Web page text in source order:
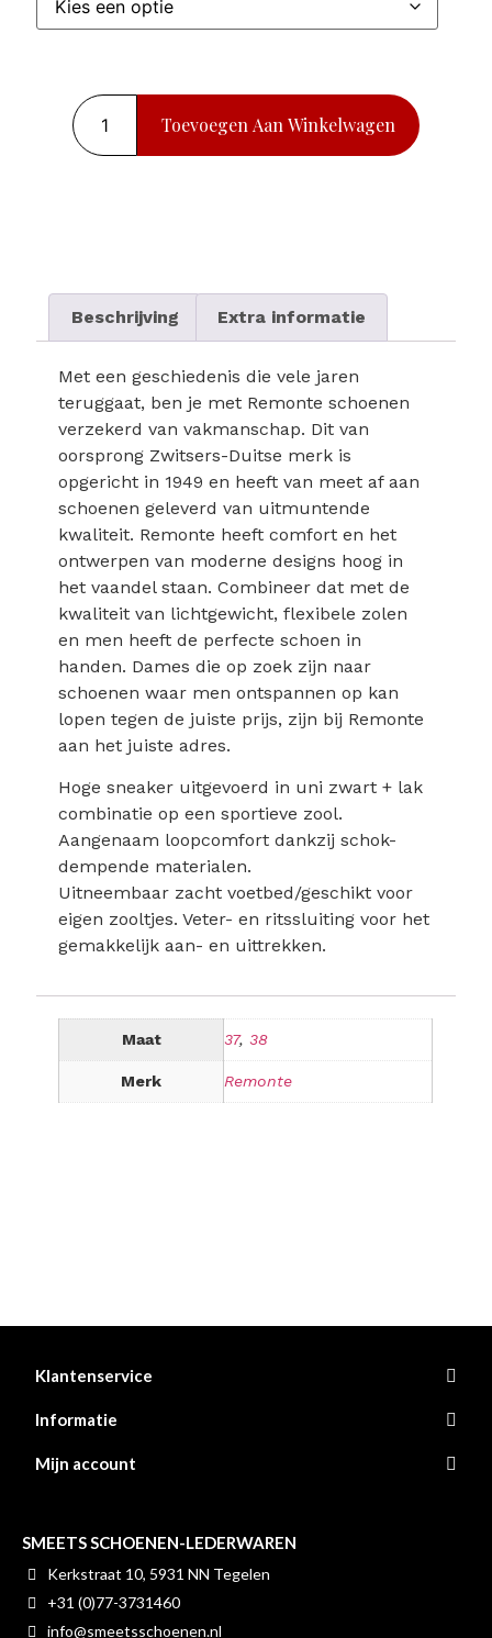
Toevoegen Aan Winkelwagen
Beschrijving Extra informatie
Met een geschiedenis die vele jaren
teruggaat, ben je met Remonte schoenen
verzekerd van vakmanschap. Dit van
oorsprong Zwitsers-Duitse merk is
opgericht in 1949 en heeft van meet af aan
schoenen geleverd van uitmuntende
kwaliteit. Remonte heeft comfort en het
ontwerpen van moderne designs hoog in
het vaandel staan. Combineer dat met de
kwaliteit van lichtgewicht, flexibele zolen
en men heeft de perfecte schoen in
handen. Dames die op zoek zijn naar
schoenen waar men ontspannen op kan
lopen tegen de juiste prijs, zijn bij Remonte
aan het juiste adres.
Hoge sneaker uitgevoerd in uni zwart + lak
combinatie op een sportieve zool.
Aangenaam loopcomfort dankzij schok-
dempende materialen.
Uitneembaar zacht voetbed/geschikt voor
eigen zooltjes. Veter- en ritssluiting voor het
gemakkelijk aan- en uittrekken.
Maat 37,38
Merk Remonte
Klantenservice
Informatie
Mijn account
SMEETS SCHOENEN-LEDERWAREN
Kerkstraat 10, 5931 NN Tegelen
+31 (0)77-3731460
info@smeetsschoenen.nl